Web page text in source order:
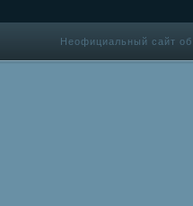
Неофициальный сайт